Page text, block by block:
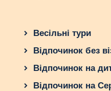
Весільні тури
Відпочинок без
Відпочинок на
Відпочинок на